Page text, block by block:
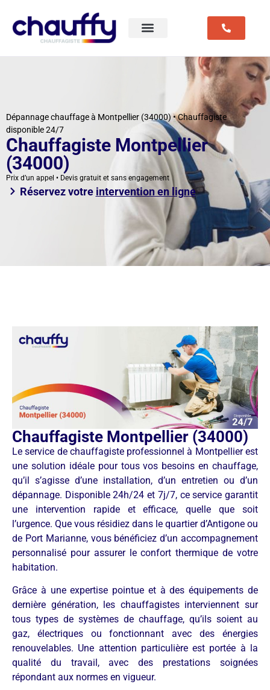
Dépannage chauffage à Montpellier (34000) • Chauffagiste
disponible 24/7
Chauffagiste Montpellier
(34000)
Prix d’un appel • Devis gratuit et sans engagement
Réservez votre intervention en ligne
Chauffagiste Montpellier (34000)
Le service de chauffagiste professionnel à Montpellier est
une solution idéale pour tous vos besoins en chauffage,
qu’il s’agisse d’une installation, d’un entretien ou d’un
dépannage. Disponible 24h/24 et 7j/7, ce service garantit
une intervention rapide et efficace, quelle que soit
l’urgence. Que vous résidiez dans le quartier d’Antigone ou
de Port Marianne, vous bénéficiez d’un accompagnement
personnalisé pour assurer le confort thermique de votre
habitation.
Grâce à une expertise pointue et à des équipements de
dernière génération, les chauffagistes interviennent sur
tous types de systèmes de chauffage, qu’ils soient au
gaz, électriques ou fonctionnant avec des énergies
renouvelables. Une attention particulière est portée à la
qualité du travail, avec des prestations soignées
répondant aux normes en vigueur.